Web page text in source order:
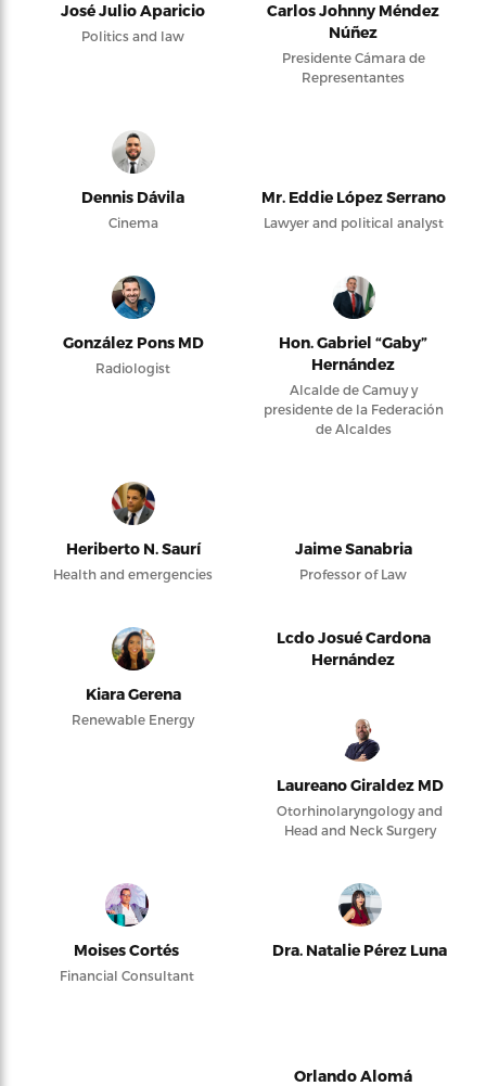
José Julio Aparicio
Politics and law
Carlos Johnny Méndez
Núñez
Presidente Cámara de
Representantes
Dennis Dávila
Cinema
Mr. Eddie López Serrano
Lawyer and political analyst
González Pons MD
Radiologist
Hon. Gabriel “Gaby”
Hernández
Alcalde de Camuy y
presidente de la Federación
de Alcaldes
Heriberto N. Saurí
Health and emergencies
Jaime Sanabria
Professor of Law
Kiara Gerena
Renewable Energy
Lcdo Josué Cardona
Hernández
Laureano Giraldez MD
Otorhinolaryngology and
Head and Neck Surgery
Moises Cortés
Financial Consultant
Dra. Natalie Pérez Luna
Orlando Alomá